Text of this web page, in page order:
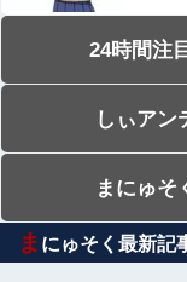
24時間注
しぃア
まにゅ
ま にゅそく最新記